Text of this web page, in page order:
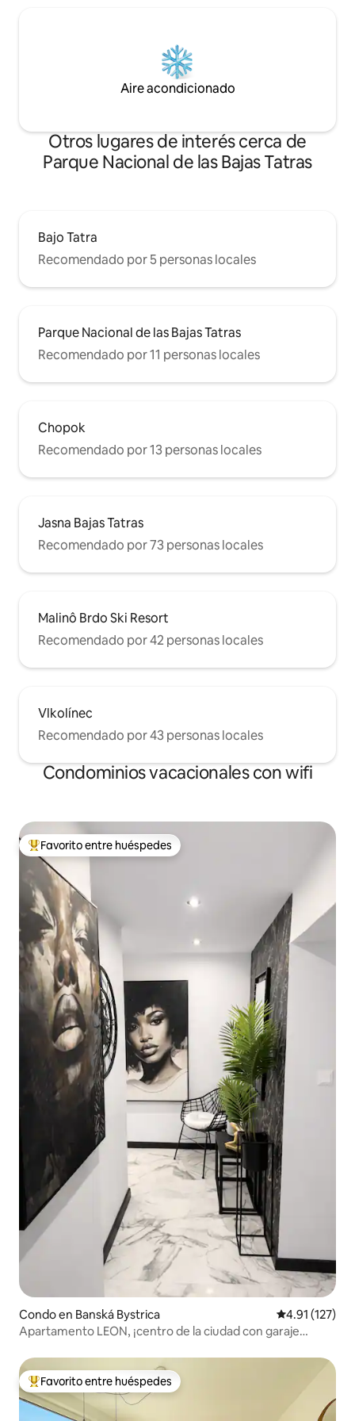
Aire acondicionado
Otros lugares de interés cerca de
Parque Nacional de las Bajas Tatras
Bajo Tatra
Recomendado por 5 personas locales
Parque Nacional de las Bajas Tatras
Recomendado por 11 personas locales
Chopok
Recomendado por 13 personas locales
Jasna Bajas Tatras
Recomendado por 73 personas locales
Malinô Brdo Ski Resort
Recomendado por 42 personas locales
Vlkolínec
Recomendado por 43 personas locales
Condominios vacacionales con wifi
Favorito entre huéspedes preferido
Favorito entre huéspedes
Condo en Banská Bystrica Calificación
4.91 (127)
Apartamento LEON, ¡centro de la ciudad con garaje
Favorito entre huéspedes preferido
Favorito entre huéspedes